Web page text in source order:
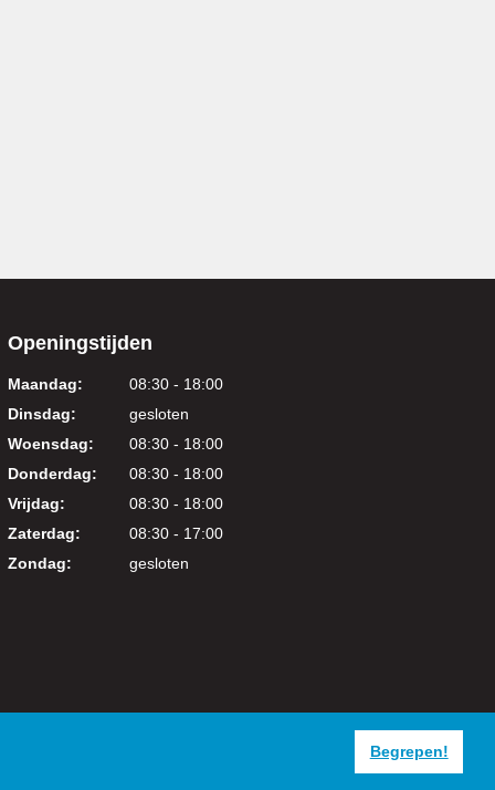
Begrepen!
Openingstijden
Maandag:
08:30 - 18:00
Dinsdag:
gesloten
Woensdag:
08:30 - 18:00
Donderdag:
08:30 - 18:00
Vrijdag:
08:30 - 18:00
Zaterdag:
08:30 - 17:00
Zondag:
gesloten